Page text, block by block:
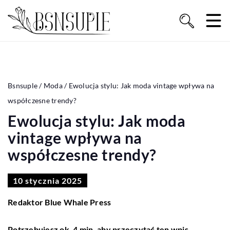
Bsnsuple/ Moda/ Ewolucja stylu: Jak moda vintage wpływa na
współczesne trendy?
Ewolucja stylu: Jak moda
vintage wpływa na
współczesne trendy?
10 stycznia 2025
Redaktor Blue Whale Press